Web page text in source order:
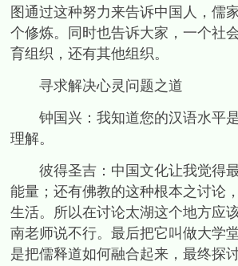
图通过这种努力来告诉中国人，儒
个修炼。同时也告诉大家，一个社
育组织，还有其他组织。
寻求解决心灵问题之道
钟国兴：我知道您的汉语水平是
理解。
彼得圣吉：中国文化让我觉得最
能量；还有佛教的这种根本之讨论
生活。所以在讨论太湖这个地方应
南老师说不行。最后把它叫做大学
是把儒释道如何融合起来，最终探